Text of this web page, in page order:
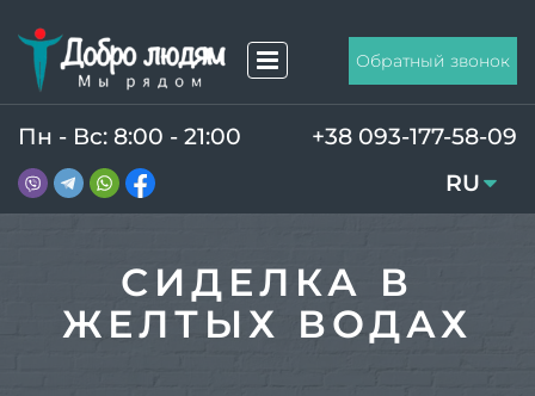
Обратный звонок
Пн - Вс: 8:00 - 21:00
+38 093-177-58-09
RU
UA
СИДЕЛКА В
ЖЕЛТЫХ ВОДАХ